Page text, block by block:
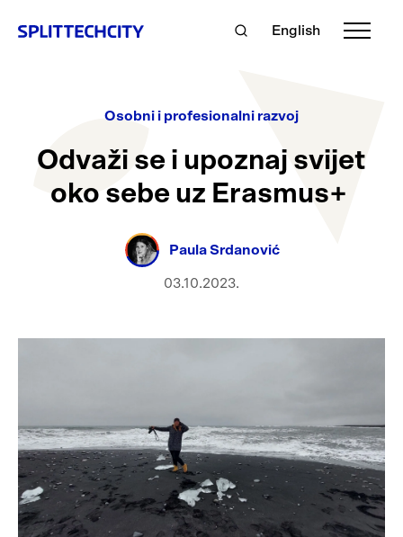
English
Osobni i profesionalni razvoj
Odvaži se i upoznaj svijet
oko sebe uz Erasmus+
Paula Srdanović
03.10.2023.